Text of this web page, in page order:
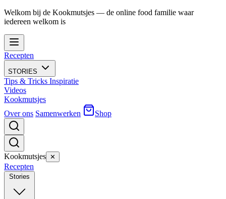
Welkom bij de Kookmutsjes — de online food familie waar
iedereen welkom is
Recepten
STORIES
Tips & Tricks Inspiratie
Videos
Kookmutsjes
Over ons Samenwerken Shop
Kookmutsjes ✕
Recepten